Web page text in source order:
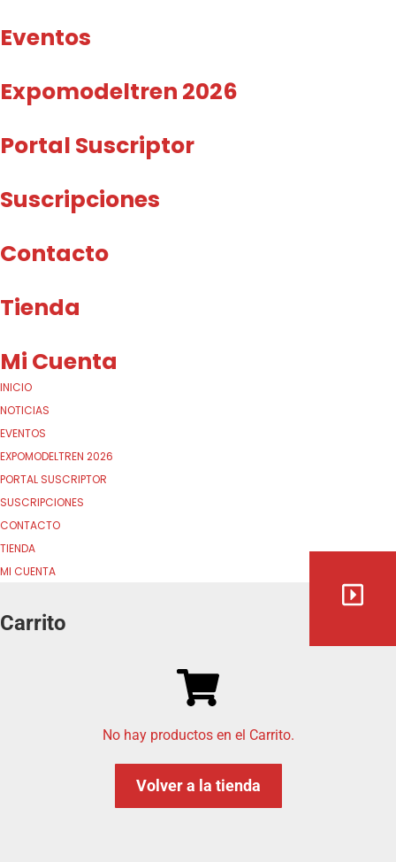
Eventos
Expomodeltren 2026
Portal Suscriptor
Suscripciones
Contacto
Tienda
Mi Cuenta
INICIO
NOTICIAS
EVENTOS
EXPOMODELTREN 2026
PORTAL SUSCRIPTOR
SUSCRIPCIONES
CONTACTO
TIENDA
MI CUENTA
Carrito
No hay productos en el Carrito.
Volver a la tienda